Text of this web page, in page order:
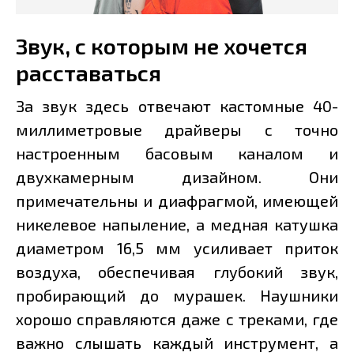
Звук, с которым не хочется
расставаться
За звук здесь отвечают кастомные 40-
миллиметровые драйверы с точно
настроенным басовым каналом и
двухкамерным дизайном. Они
примечательны и диафрагмой, имеющей
никелевое напыление, а медная катушка
диаметром 16,5 мм усиливает приток
воздуха, обеспечивая глубокий звук,
пробирающий до мурашек. Наушники
хорошо справляются даже с треками, где
важно слышать каждый инструмент, а